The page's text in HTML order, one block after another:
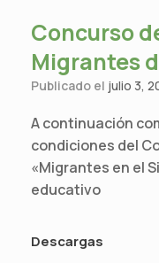
Concurso
Migrantes
Publicado el julio 3,
A continuación
condiciones del
«Migrantes en el
educativo
Descargas